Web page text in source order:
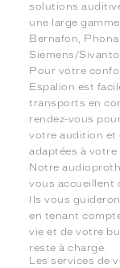
solutions
une large
Bernafon,
Siemens/
Pour votre
Espalion est
transports en
rendez-vous
votre audition et
adaptées à
Notre
vous accueillent
Ils vous
en tenant
vie et de votre
reste à charge.
Les services de